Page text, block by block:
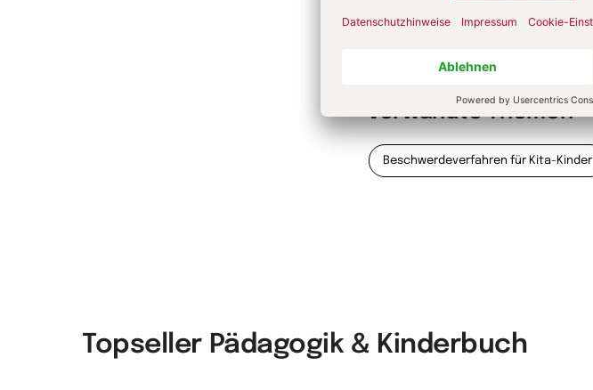
Mehr von Lisa Wiertelorz
Verwandte Themen
Beschwerdeverfahren für Kita-Kinder
Topseller Pädagogik & Kinderbuch